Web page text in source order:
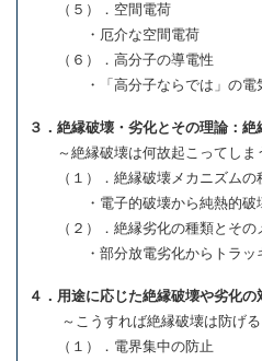
（５）．空間電荷
・厄介な空間電荷
（６）．高分子の導電性
・「高分子ならでは」の電
３．絶縁破壊・劣化とその理論：
～絶縁破壊は何故起こってしま
（１）．絶縁破壊メカニズムの
・電子的破壊から純熱的破
（２）．絶縁劣化の種類とその
・部分放電劣化からトラッ
４．用途に応じた絶縁破壊や劣化の
～こうすれば絶縁破壊は防げる
（１）．電界集中の防止